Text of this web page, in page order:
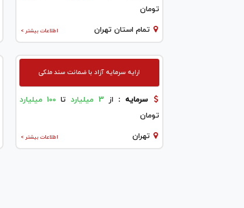
تومان
اطلاعات بیشتر > تمام استان تهران
ارایه سرمایه آزاد با ضمانت سند ملکی
سرمایه : از 3 میلیارد تا100 میلیارد
تومان
اطلاعات بیشتر > تهران